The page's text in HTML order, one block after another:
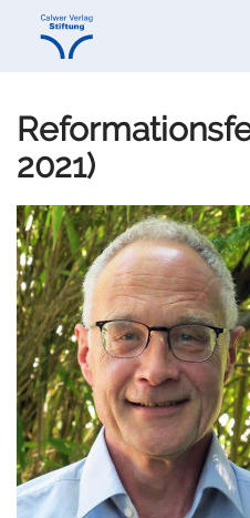
Direkt
Direkt
2021)